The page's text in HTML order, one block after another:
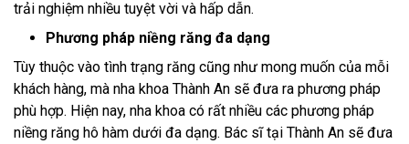
trải nghiệm nhiều tuyệt vời và hấp dẫn.
Phương pháp niềng răng đa dạng
Tùy thuộc vào tình trạng răng cũng như mong muốn của mỗi
khách hàng, mà nha khoa Thành An sẽ đưa ra phương pháp
phù hợp. Hiện nay, nha khoa có rất nhiều các phương pháp
niềng răng hô hàm dưới đa dạng. Bác sĩ tại Thành An sẽ đưa